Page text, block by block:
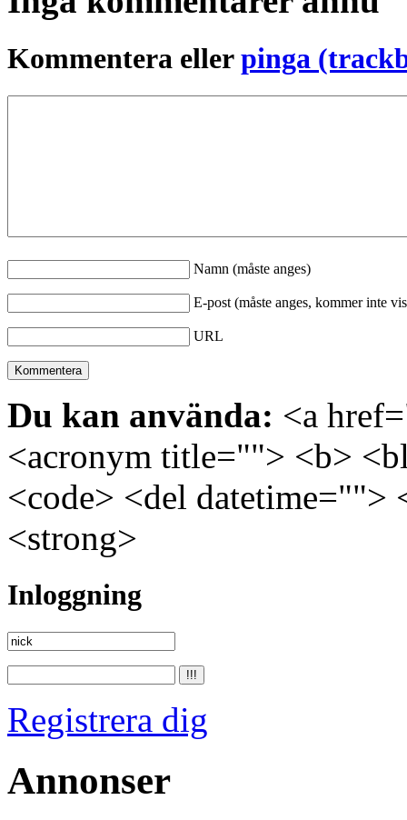
Kommentera ellerpinga
Namn (måste anges)
E-post (måste anges, kommer inte
URL
Du kan använda: <a
<acronym title=""> <b>
<code> <del
<strong>
Inloggning
Registrera dig
Annonser